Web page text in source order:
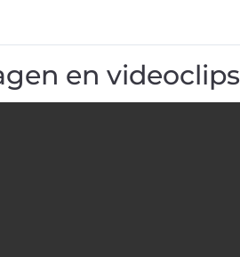
en videoclips